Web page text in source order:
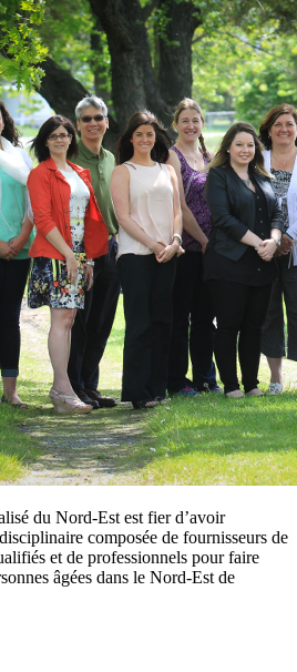
du Nord-Est est fier d’avoir
composée de fournisseurs de
et de professionnels pour faire
âgées dans le Nord-Est de